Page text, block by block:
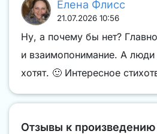
Елена Флисс
21.07.2026 10:56
Ну, а почему бы нет?
и взаимопонимание. А люди
хотят. 🙂 Интересное
Отзывы к